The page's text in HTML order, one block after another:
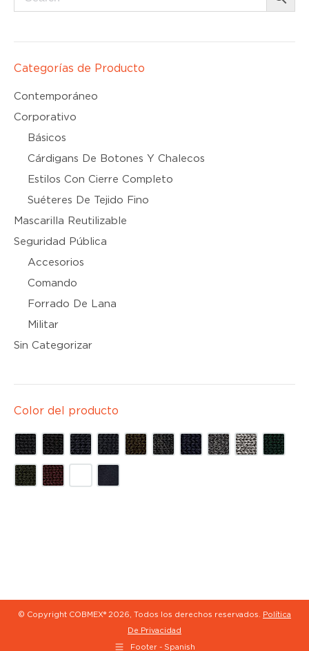
Categorías de Producto
Contemporáneo
Corporativo
Básicos
Cárdigans De Botones Y Chalecos
Estilos Con Cierre Completo
Suéteres De Tejido Fino
Mascarilla Reutilizable
Seguridad Pública
Accesorios
Comando
Forrado De Lana
Militar
Sin Categorizar
Color del producto
© Copyright COBMEX® 2026, Todos los derechos reservados. Política
De Privacidad
Footer - Spanish